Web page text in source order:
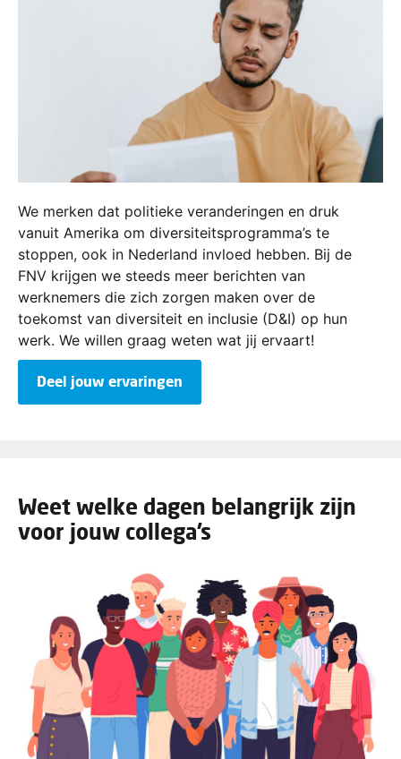
We merken dat politieke veranderingen en druk
vanuit Amerika om diversiteitsprogramma’s te
stoppen, ook in Nederland invloed hebben. Bij de
FNV krijgen we steeds meer berichten van
werknemers die zich zorgen maken over de
toekomst van diversiteit en inclusie (D&I) op hun
werk. We willen graag weten wat jij ervaart!
Deel jouw ervaringen
Weet welke dagen belangrijk zijn
voor jouw collega’s